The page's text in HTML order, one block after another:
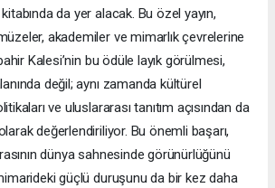
da yer alacak. Bu özel yayın,
akademiler ve mimarlık çevrelerine
Kalesi’nin bu ödüle layık görülmesi,
değil; aynı zamanda kültürel
ve uluslararası tanıtım açısından da
değerlendiriliyor. Bu önemli başarı,
dünya sahnesinde görünürlüğünü
güçlü duruşunu da bir kez daha